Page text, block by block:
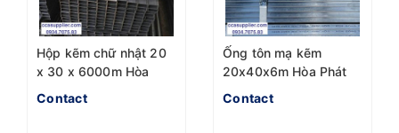
Hộp kẽm chữ nhật 20
x 30 x 6000m Hòa
Phát
Contact
Ống tôn mạ kẽm
20x40x6m Hòa Phát
Contact